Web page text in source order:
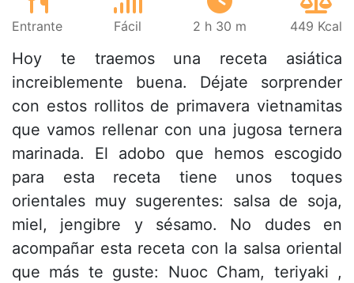
Entrante Fácil 2 h 30 m 449 Kcal
Hoy te traemos una receta asiática
increiblemente buena. Déjate sorprender
con estos rollitos de primavera vietnamitas
que vamos rellenar con una jugosa ternera
marinada. El adobo que hemos escogido
para esta receta tiene unos toques
orientales muy sugerentes: salsa de soja,
miel, jengibre y sésamo. No dudes en
acompañar esta receta con la salsa oriental
que más te guste: Nuoc Cham, teriyaki ,